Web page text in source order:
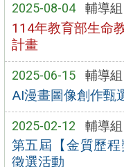
2025-08-04 輔導組
114年教育部生命
計畫
2025-06-15 輔導組
AI漫畫圖像創作甄
2025-02-12 輔導組
第五屆【金質歷
徵選活動